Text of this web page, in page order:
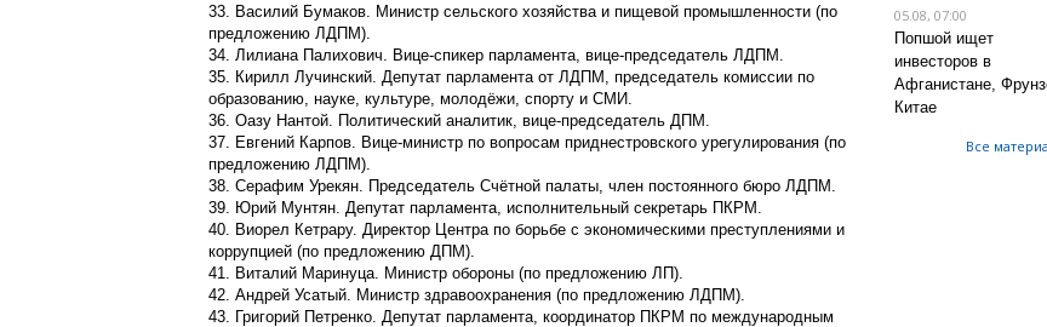
33. Василий Бумаков. Министр сельского хозяйства и пищевой промышленности (по
предложению ЛДПМ).
34. Лилиана Палихович. Вице-спикер парламента, вице-председатель ЛДПМ.
35. Кирилл Лучинский. Депутат парламента от ЛДПМ, председатель комиссии по
образованию, науке, культуре, молодёжи, спорту и СМИ.
36. Оазу Нантой. Политический аналитик, вице-председатель ДПМ.
37. Евгений Карпов. Вице-министр по вопросам приднестровского урегулирования (по
предложению ЛДПМ).
38. Серафим Урекян. Председатель Счётной палаты, член постоянного бюро ЛДПМ.
39. Юрий Мунтян. Депутат парламента, исполнительный секретарь ПКРМ.
40. Виорел Кетрару. Директор Центра по борьбе с экономическими преступлениями и
коррупцией (по предложению ДПМ).
41. Виталий Маринуца. Министр обороны (по предложению ЛП).
42. Андрей Усатый. Министр здравоохранения (по предложению ЛДПМ).
43. Григорий Петренко. Депутат парламента, координатор ПКРМ по международным
05.08, 07:00
Попшой ищет
инвесторов в
Афганистане,
Китае
Все